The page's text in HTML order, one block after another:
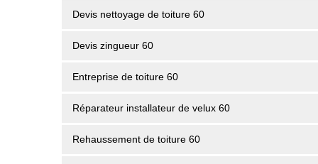
Devis nettoyage de toiture 60
Devis zingueur 60
Entreprise de toiture 60
Réparateur installateur de velux 60
Rehaussement de toiture 60